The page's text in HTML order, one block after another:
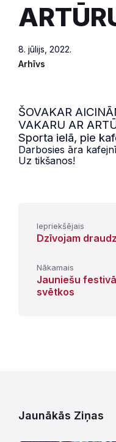
8. jūlijs, 2022.
Arhīvs
ŠOVAKAR
VAKARU AR
Sporta ielā, pie
Darbosies āra
Uz tikšanos!
Iepriekšējais
Dzīvojam
Nākamais
Jauniešu
svētkos
Jaunākās Ziņas